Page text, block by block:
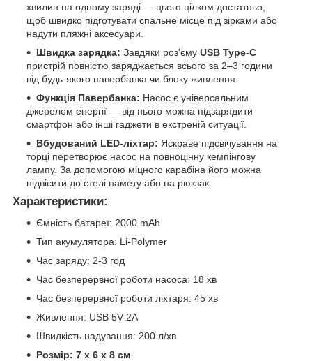
хвилин на одному заряді — цього цілком достатньо,
щоб швидко підготувати спальне місце під зірками або
надути пляжні аксесуари.
Швидка зарядка: Завдяки роз'єму USB Type-C
пристрій повністю заряджається всього за 2–3 години
від будь-якого павербанка чи блоку живлення.
Функція Павербанка: Насос є універсальним
джерелом енергії — від нього можна підзарядити
смартфон або інші гаджети в екстреній ситуації.
Вбудований LED-ліхтар: Яскраве підсвічування на
торці перетворює насос на повноцінну кемпінгову
лампу. За допомогою міцного карабіна його можна
підвісити до стелі намету або на рюкзак.
Характеристики:
Ємність батареї: 2000 mAh
Тип акумулятора: Li-Polymer
Час заряду: 2-3 год
Час безперервної роботи насоса: 18 хв
Час безперервної роботи ліхтаря: 45 хв
Живлення: USB 5V-2A
Швидкість надування: 200 л/хв
Розмір: 7 x 6 х 8 см